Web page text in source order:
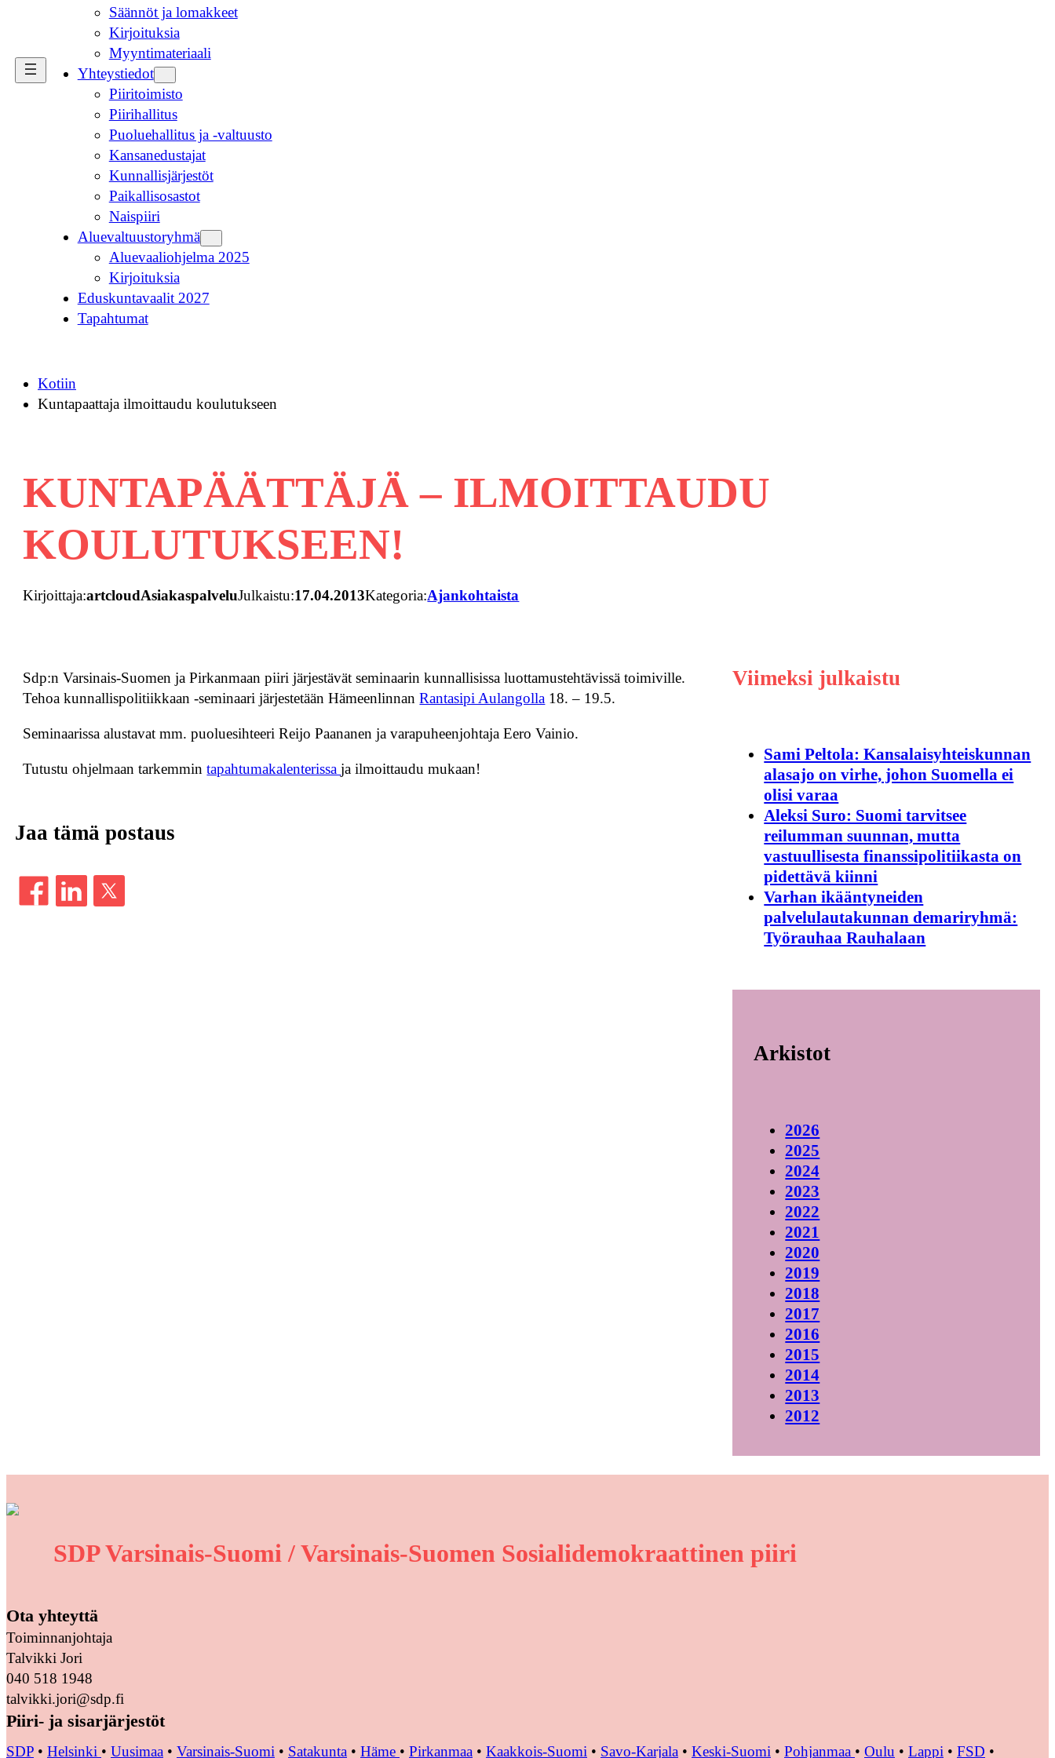
Säännöt ja lomakkeet
Kirjoituksia
Myyntimateriaali
Yhteystiedot
Piiritoimisto
Piirihallitus
Puoluehallitus ja -valtuusto
Kansanedustajat
Kunnallisjärjestöt
Paikallisosastot
Naispiiri
Aluevaltuustoryhmä
Aluevaaliohjelma 2025
Kirjoituksia
Eduskuntavaalit 2027
Tapahtumat
Kotiin
Kuntapaattaja ilmoittaudu koulutukseen
KUNTAPÄÄTTÄJÄ – ILMOITTAUDU
KOULUTUKSEEN!
Kirjoittaja:artcloudAsiakaspalveluJulkaistu:17.04.2013Kategoria:Ajankohtaista
Sdp:n Varsinais-Suomen ja Pirkanmaan piiri järjestävät seminaarin kunnallisissa luottamustehtävissä toimiville.
Tehoa kunnallispolitiikkaan -seminaari järjestetään HämeenlinnanRantasipi Aulangolla 18. – 19.5.
Seminaarissa alustavat mm. puoluesihteeri Reijo Paananen ja varapuheenjohtaja Eero Vainio.
Tutustu ohjelmaan tarkemmintapahtumakalenterissaja ilmoittaudu mukaan!
Jaa tämä postaus
Viimeksi julkaistu
Sami Peltola: Kansalaisyhteiskunnan
alasajo on virhe, johon Suomella ei
olisi varaa
Aleksi Suro: Suomi tarvitsee
reilumman suunnan, mutta
vastuullisesta finanssipolitiikasta on
pidettävä kiinni
Varhan ikääntyneiden
palvelulautakunnan demariryhmä:
Työrauhaa Rauhalaan
Arkistot
2026
2025
2024
2023
2022
2021
2020
2019
2018
2017
2016
2015
2014
2013
2012
SDP Varsinais-Suomi / Varsinais-Suomen Sosialidemokraattinen piiri
Ota yhteyttä
Toiminnanjohtaja
Talvikki Jori
040 518 1948
talvikki.jori@sdp.fi
Piiri- ja sisarjärjestöt
SDP • Helsinki • Uusimaa • Varsinais-Suomi • Satakunta • Häme • Pirkanmaa • Kaakkois-Suomi • Savo-Karjala • Keski-Suomi • Pohjanmaa • Oulu • Lappi • FSD •